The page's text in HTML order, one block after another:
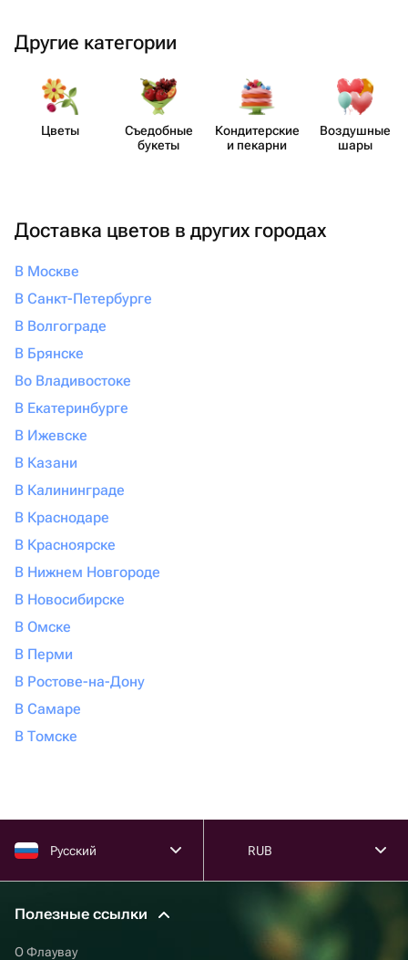
Другие категории
Цветы
Съедобные
букеты
Кондит​ерские
и пекарни
Воздушные
шары
Доставка цветов в других городах
В Москве
В Санкт-Петербурге
В Волгограде
В Брянске
Во Владивостоке
В Екатеринбурге
В Ижевске
В Казани
В Калининграде
В Краснодаре
В Красноярске
В Нижнем Новгороде
В Новосибирске
В Омске
В Перми
В Ростове-на-Дону
В Самаре
В Томске
Русский RUB
Полезные ссылки
О Флаувау